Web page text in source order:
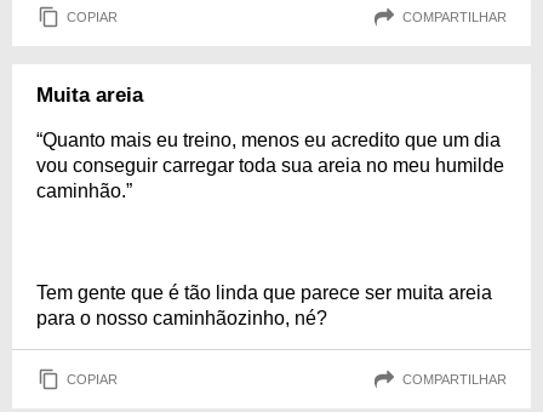
COPIAR COMPARTILHAR
Muita areia
“Quanto mais eu treino, menos eu acredito que um dia
vou conseguir carregar toda sua areia no meu humilde
caminhão.”
Tem gente que é tão linda que parece ser muita areia
para o nosso caminhãozinho, né?
COPIAR COMPARTILHAR